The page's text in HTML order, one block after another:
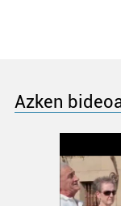
Azken